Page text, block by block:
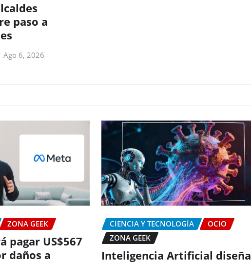
paso a
Ago 6, 2026
ZONA GEEK
pagar US$567
daños a
CIENCIA Y TECNOLOGÍA
OCIO
ZONA GEEK
Inteligencia Artificial diseña